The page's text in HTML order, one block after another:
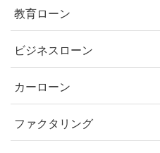
教育ローン
ビジネスローン
カーローン
ファクタリング